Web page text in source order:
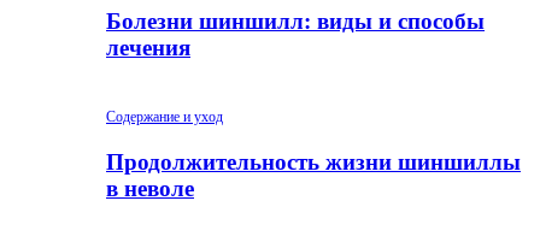
Болезни шиншилл: виды и способы
лечения
Содержание и уход
Продолжительность жизни шиншиллы
в неволе